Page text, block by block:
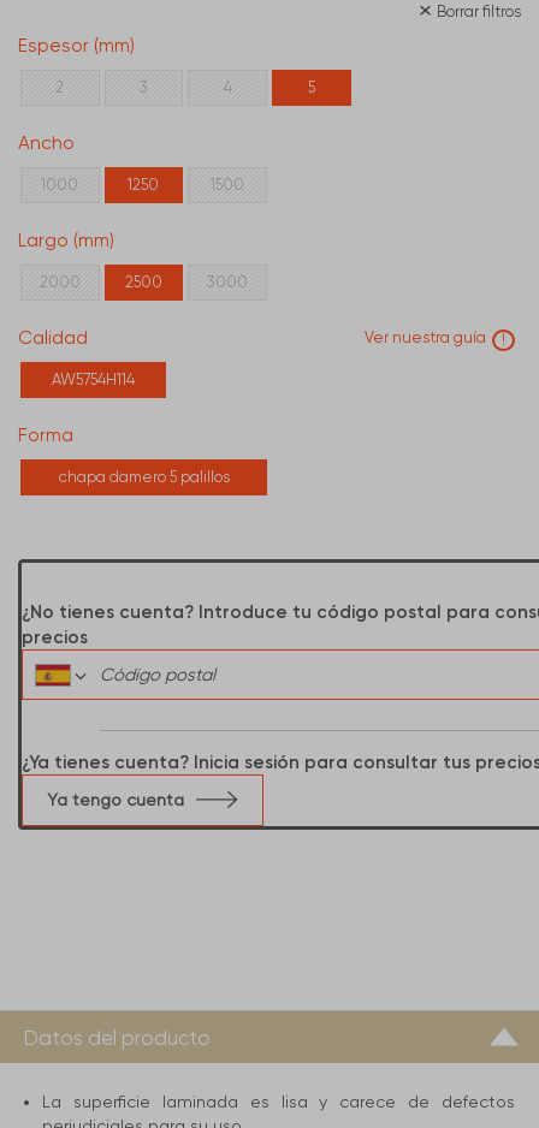
Borrar filtros
Espesor (mm)
2 3 4 5
Ancho
1000 1250 1500
Largo (mm)
2000 2500 3000
Calidad Ver nuestra guía !
AW5754H114
Forma
chapa damero 5 palillos
¿No tienes cuenta? Introduce tu código postal para
precios
¿Ya tienes cuenta? Inicia sesión para consultar tus
Ya tengo cuenta
Datos del producto
La superficie laminada es lisa y carece de defectos